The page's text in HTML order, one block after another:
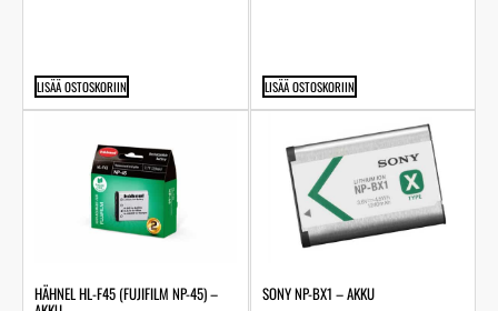
LISÄÄ OSTOSKORIIN LISÄÄ OSTOSKORIIN
HÄHNEL HL-F45 (FUJIFILM NP-45) – SONY NP-BX1 – AKKU